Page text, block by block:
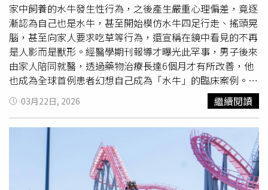
公會全聯會理事長戴嘉聖表示，有許多換屋需求的客戶，自
備款不夠，為了避免觸碰豪宅門檻，建商只能總價除上房價
來決定坪數。（圖／林榮芳攝）不動產代銷公會全聯會理事
長戴嘉聖就感嘆，這幾年全台房價都往上跑，政府對於豪宅
的認定金額卻一直沒動，早已和市場嚴重脫節，現在購買大
坪數產品必須先自備現金幾千萬元起跳，一般換屋族根本拿
不出這麼多現金，導致總價破豪宅線的產品都成了「票房毒
藥」，也逼得建商坪數只能越蓋越小。根據各地方平均成交
單價對應豪宅應有的百坪標準，新聯陽董事長王志祥建議，
台北市豪宅門檻應該提升到1.2億元，台中市也要調整到
5,000萬元，至於新北市和其他縣市則維持6,000萬元和
4,000萬元即可，「目前的豪宅門檻是10年前訂的，豪宅認
定標準應該也要與時俱進！」儘管政策門檻對一般換屋族造
行中的重磅開發，其服務半徑正好完整覆蓋了這片區域，放
眼府城，最令市場振奮的莫過於即將在2030年迎來爆發點
的「軌道經濟紅利」，台南鐵路地下化工程整體進度已逾
90%，南台南站預計2030年啟用、台南首條捷運藍線已箭
在弦上，預計2026年正式動工工期約6年，正式宣告府城進
入「雙軌運維」的交通大航海時代；同時，總投資額高達
233.75億元的「台南小巨蛋」複合式BOT案預計今年3月公
告招商，而預計2028年落成的台南第二間Costco也將補齊
區域商業機能，隨著捷運、台鐵、跨國零售與大型展演設施
逐步到位，南台南副都心生活圈被視為繼平實營區後，台南
東區具指標性的重磅開發區。「買的是未來，住的是現在」
「既然享受的是一樣的生活圈，為什麼不選更聰明的價
格？」一位剛在該區下訂的科技工程師坦言。他表示，在東
家中飼養的水牛發生性行為，之後產生嚴重心理偏差，竟逐
漸認為自己也是水牛，甚至開始模仿水牛四足行走、搖頭晃
腦，甚至向家人要求吃草等行為，還宣稱在鏡中看見的不再
是人影而是獸形。經醫學期刊報導才曝光此罕事，男子後來
由家人陪同就醫，透過藥物治療長達6個月才有所改善，他
也成為全球首例患者幻想自己成為「水牛」的臨床案例。據
國外醫學期刊《Cereus》內容顯示，這名印度男子長期以
放牧為生，職業與生活環境均與牛群緊密連結。大約半年
前，男子曾多次與飼養的水牛發生性行為，隨後心理狀態發
生劇變；他開始產生一種無法控制的執念，深信水牛的細胞
已經侵入並佔據了他的身體，這種念頭隨後演變成嚴重的強
迫症狀。男子每日花費大量時間反覆清洗雙手與生殖器，試
圖「洗掉」體內殘留的水牛成分，但焦慮感卻隨著時間推移
03月22日, 2026 繼續閱讀